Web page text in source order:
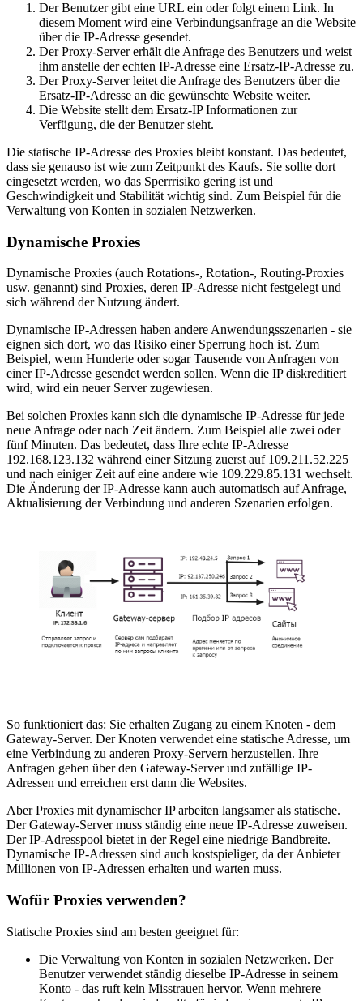
Der Benutzer gibt eine URL ein oder folgt einem Link. In
diesem Moment wird eine Verbindungsanfrage an die Website
über die IP-Adresse gesendet.
Der Proxy-Server erhält die Anfrage des Benutzers und weist
ihm anstelle der echten IP-Adresse eine Ersatz-IP-Adresse zu.
Der Proxy-Server leitet die Anfrage des Benutzers über die
Ersatz-IP-Adresse an die gewünschte Website weiter.
Die Website stellt dem Ersatz-IP Informationen zur
Verfügung, die der Benutzer sieht.
Die statische IP-Adresse des Proxies bleibt konstant. Das bedeutet,
dass sie genauso ist wie zum Zeitpunkt des Kaufs. Sie sollte dort
eingesetzt werden, wo das Sperrrisiko gering ist und
Geschwindigkeit und Stabilität wichtig sind. Zum Beispiel für die
Verwaltung von Konten in sozialen Netzwerken.
Dynamische Proxies
Dynamische Proxies (auch Rotations-, Rotation-, Routing-Proxies
usw. genannt) sind Proxies, deren IP-Adresse nicht festgelegt und
sich während der Nutzung ändert.
Dynamische IP-Adressen haben andere Anwendungsszenarien - sie
eignen sich dort, wo das Risiko einer Sperrung hoch ist. Zum
Beispiel, wenn Hunderte oder sogar Tausende von Anfragen von
einer IP-Adresse gesendet werden sollen. Wenn die IP diskreditiert
wird, wird ein neuer Server zugewiesen.
Bei solchen Proxies kann sich die dynamische IP-Adresse für jede
neue Anfrage oder nach Zeit ändern. Zum Beispiel alle zwei oder
fünf Minuten. Das bedeutet, dass Ihre echte IP-Adresse
192.168.123.132 während einer Sitzung zuerst auf 109.211.52.225
und nach einiger Zeit auf eine andere wie 109.229.85.131 wechselt.
Die Änderung der IP-Adresse kann auch automatisch auf Anfrage,
Aktualisierung der Verbindung und anderen Szenarien erfolgen.
So funktioniert das: Sie erhalten Zugang zu einem Knoten - dem
Gateway-Server. Der Knoten verwendet eine statische Adresse, um
eine Verbindung zu anderen Proxy-Servern herzustellen. Ihre
Anfragen gehen über den Gateway-Server und zufällige IP-
Adressen und erreichen erst dann die Websites.
Aber Proxies mit dynamischer IP arbeiten langsamer als statische.
Der Gateway-Server muss ständig eine neue IP-Adresse zuweisen.
Der IP-Adresspool bietet in der Regel eine niedrige Bandbreite.
Dynamische IP-Adressen sind auch kostspieliger, da der Anbieter
Millionen von IP-Adressen erhalten und warten muss.
Wofür Proxies verwenden?
Statische Proxies sind am besten geeignet für:
Die Verwaltung von Konten in sozialen Netzwerken. Der
Benutzer verwendet ständig dieselbe IP-Adresse in seinem
Konto - das ruft kein Misstrauen hervor. Wenn mehrere